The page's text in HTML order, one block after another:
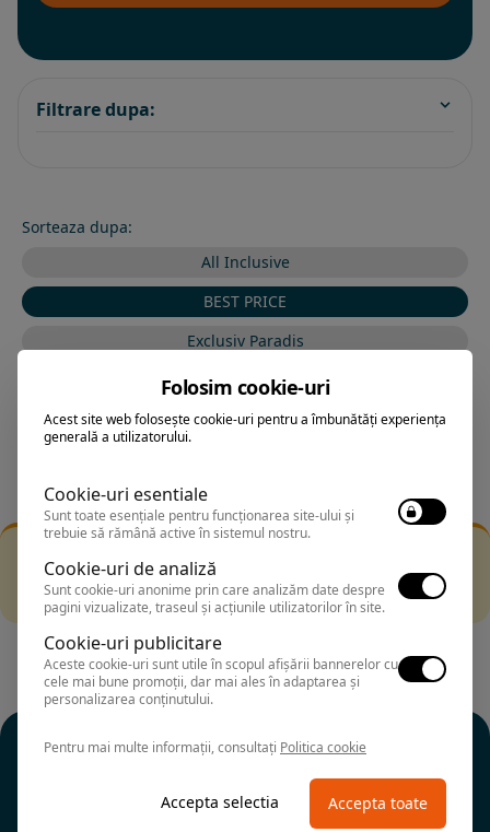
Filtrare dupa:
Sorteaza dupa:
All Inclusive
BEST PRICE
Exclusiv Paradis
Stele 1-5
Stele 5-1
Incearca sa folosesti o cautarea mai generala sau alege
alte fitre.
Folosim cookie-uri
Acest site web folosește cookie-uri pentru a îmbunătăți experiența
generală a utilizatorului.
Cookie-uri esentiale
Sunt toate esențiale pentru funcționarea site-ului și
trebuie să rămână active în sistemul nostru.
Cookie-uri de analiză
Sunt cookie-uri anonime prin care analizăm date despre
pagini vizualizate, traseul și acțiunile utilizatorilor în site.
Cookie-uri publicitare
Aceste cookie-uri sunt utile în scopul afișării bannerelor cu
cele mai bune promoții, dar mai ales în adaptarea și
personalizarea conținutului.
Pentru mai multe informații, consultați Politica cookie
Accepta selectia Accepta toate